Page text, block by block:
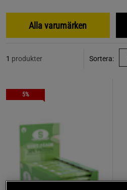
Alla varumärken
1 produkter Sortera:
5%